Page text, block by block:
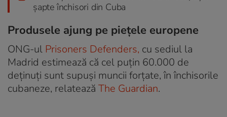
șapte închisori din Cuba
Produsele ajung pe piețele europene
ONG-ul Prisoners Defenders, cu sediul la
Madrid estimează că cel puțin 60.000 de
deținuți sunt supuși muncii forțate, în închisorile
cubaneze, relatează The Guardian.